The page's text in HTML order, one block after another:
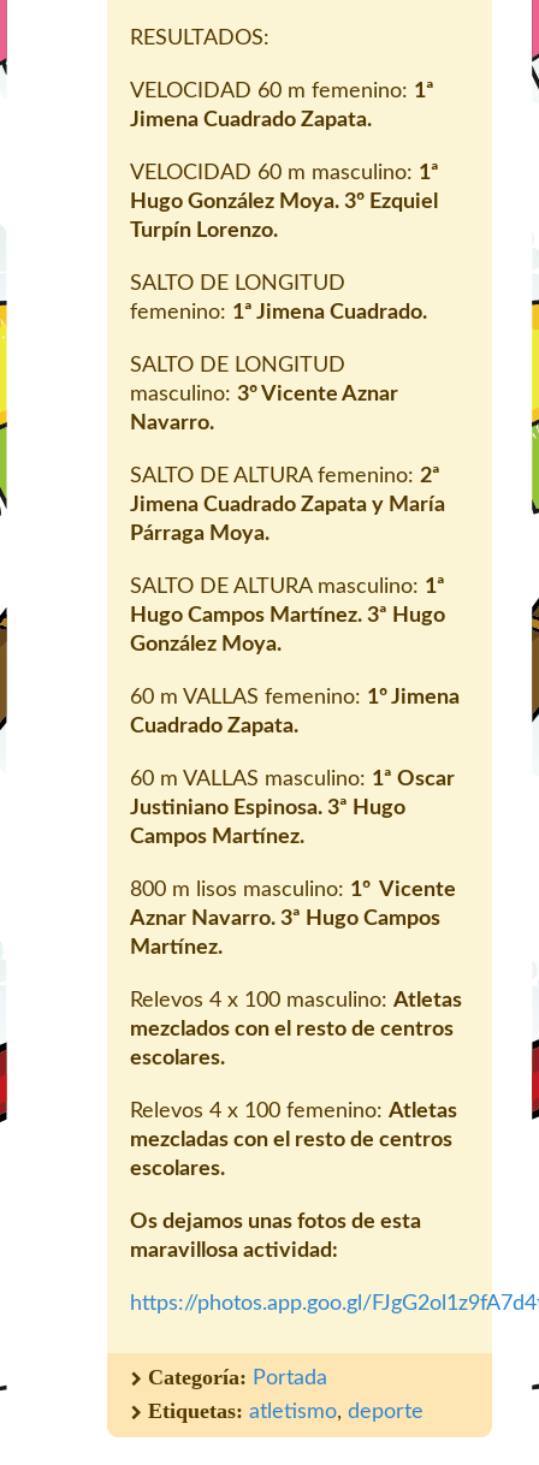
RESULTADOS:
VELOCIDAD 60 m femenino: 1ª
Jimena Cuadrado Zapata.
VELOCIDAD 60 m masculino: 1ª
Hugo González Moya. 3º Ezquiel
Turpín Lorenzo.
SALTO DE LONGITUD
femenino: 1ª Jimena Cuadrado.
SALTO DE LONGITUD
masculino: 3º Vicente Aznar
Navarro.
SALTO DE ALTURA femenino: 2ª
Jimena Cuadrado Zapata y María
Párraga Moya.
SALTO DE ALTURA masculino: 1ª
Hugo Campos Martínez. 3ª Hugo
González Moya.
60 m VALLAS femenino: 1º Jimena
Cuadrado Zapata.
60 m VALLAS masculino: 1ª Oscar
Justiniano Espinosa. 3ª Hugo
Campos Martínez.
800 m lisos masculino: 1º Vicente
Aznar Navarro. 3ª Hugo Campos
Martínez.
Relevos 4 x 100 masculino: Atletas
mezclados con el resto de centros
escolares.
Relevos 4 x 100 femenino: Atletas
mezcladas con el resto de centros
escolares.
Os dejamos unas fotos de esta
maravillosa actividad:
https://photos.app.goo.gl/
Categoría: Portada
Etiquetas: atletismo, deporte